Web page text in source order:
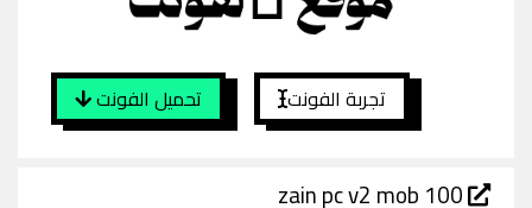
تحميل الفونت تجربة الفونت
zain pc v2 mob 100